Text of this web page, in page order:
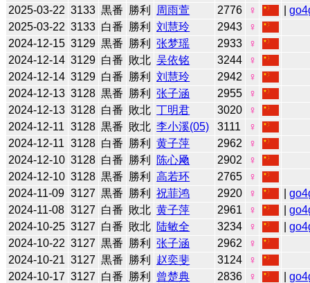
2025-03-22 3133 黒番 勝利 周雨萱 2776 ♀ |
2025-03-22 3133 白番 勝利 刘慧玲 2943
♀
2024-12-15 3129 黒番 勝利 张梦瑶 2933
♀
2024-12-14 3129 白番 敗北 吴依铭 3244
♀
2024-12-14 3129 白番 勝利 刘慧玲 2942
♀
2024-12-13 3128 黒番 勝利 张子涵 2955
♀
2024-12-13 3128 白番 敗北 丁明君 3020
♀
2024-12-11 3128 黒番 敗北 李小溪(05) 3111
♀
2024-12-11 3128 白番 勝利 黄子萍 2962
♀
2024-12-10 3128 白番 勝利 陈心飏 2902
♀
2024-12-10 3128 黒番 勝利 高若环 2765
♀
2024-11-09 3127 黒番 勝利 祝菲鸿 2920 ♀ |
2024-11-08 3127 白番 敗北 黄子萍 2961 ♀ |
2024-10-25 3127 白番 敗北 陆敏全 3234 ♀ |
2024-10-22 3127 黒番 勝利 张子涵 2962
♀
2024-10-21 3127 黒番 勝利 赵奕斐 3124
♀
2024-10-17 3127 白番 勝利 曾楚典 2836 ♀ |